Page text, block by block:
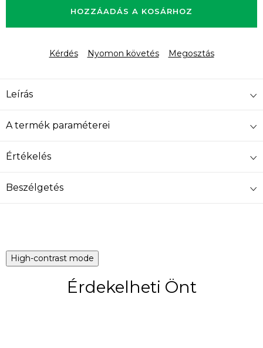
HOZZÁADÁS A KOSÁRHOZ
Kérdés Nyomon követés Megosztás
Leírás
A termék paraméterei
Értékelés
Beszélgetés
High-contrast mode
Érdekelheti Önt